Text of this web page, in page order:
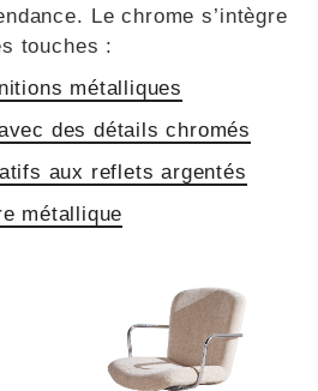
Le chrome s’intègre
touches :
métalliques
des détails chromés
aux reflets argentés
métallique